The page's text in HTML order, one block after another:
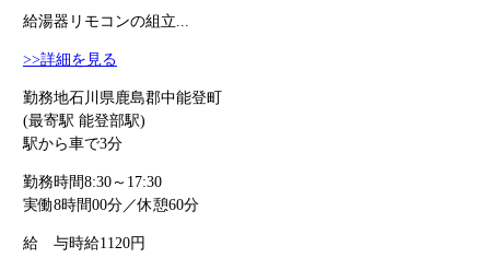
給湯器リモコンの組立...
>>詳細を見る
勤務地石川県鹿島郡中能登町
(最寄駅 能登部駅)
駅から車で3分
勤務時間8:30～17:30
実働8時間00分／休憩60分
給 与時給1120円